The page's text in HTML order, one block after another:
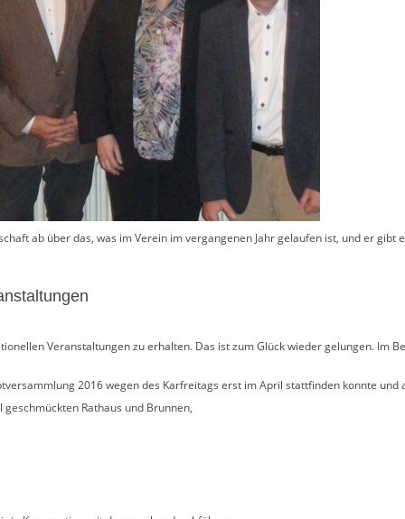
ab über das, was im Verein im vergangenen Jahr gelaufen ist, und er gibt
Veranstaltungen zu erhalten. Das ist zum Glück wieder gelungen. Im
2016 wegen des Karfreitags erst im April stattfinden konnte und
Rathaus und Brunnen,